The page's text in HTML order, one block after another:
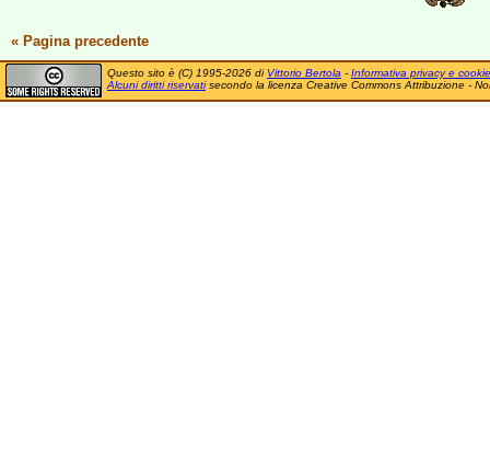
« Pagina precedente
Questo sito è (C) 1995-2026 di Vittorio Bertola - Informativa privacy e cookie
Alcuni diritti riservatisecondo la licenza Creative Commons Attribuzione -